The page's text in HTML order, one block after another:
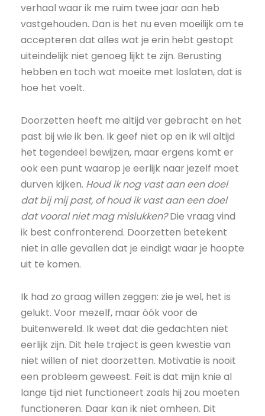
verhaal waar ik me ruim twee jaar aan heb
vastgehouden. Dan is het nu even moeilijk om te
accepteren dat alles wat je erin hebt gestopt
uiteindelijk niet genoeg lijkt te zijn. Berusting
hebben en toch wat moeite met loslaten, dat is
hoe het voelt.
Doorzetten heeft me altijd ver gebracht en het
past bij wie ik ben. Ik geef niet op en ik wil altijd
het tegendeel bewijzen, maar ergens komt er
ook een punt waarop je eerlijk naar jezelf moet
durven kijken. Houd ik nog vast aan een doel
dat bij mij past, of houd ik vast aan een doel
dat vooral niet mag mislukken?Die vraag vind
ik best confronterend. Doorzetten betekent
niet in alle gevallen dat je eindigt waar je hoopte
uit te komen.
Ik had zo graag willen zeggen: zie je wel, het is
gelukt. Voor mezelf, maar óók voor de
buitenwereld. Ik weet dat die gedachten niet
eerlijk zijn. Dit hele traject is geen kwestie van
niet willen of niet doorzetten. Motivatie is nooit
een probleem geweest. Feit is dat mijn knie al
lange tijd niet functioneert zoals hij zou moeten
functioneren. Daar kan ik niet omheen. Dit